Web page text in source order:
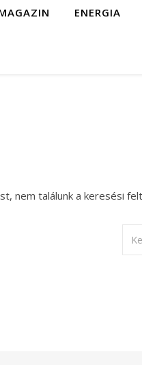
ENERGIA
nem találunk a keresési